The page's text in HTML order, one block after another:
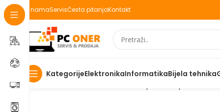
O namaServisČesta pitanjaKontakt
KategorijeElektronikaInformatikaBijela tehnika
Početna